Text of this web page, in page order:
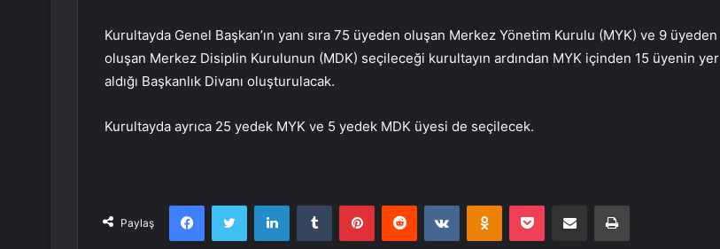
Kurultayda Genel Başkan’ın yanı sıra 75 üyeden oluşan Merkez Yönetim Kurulu (MYK) ve 9 üyeden
oluşan Merkez Disiplin Kurulunun (MDK) seçileceği kurultayın ardından MYK içinden 15 üyenin yer
aldığı Başkanlık Divanı oluşturulacak.
Kurultayda ayrıca 25 yedek MYK ve 5 yedek MDK üyesi de seçilecek.
Paylaş
FacebookTwitter LinkedInTumblr PinterestReddit VKontakteOdnoklassniki
Pocket E-Posta ile paylaş Yazdır